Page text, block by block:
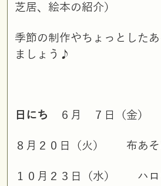
芝居、絵本の紹介）
季節の制作やちょっとした
ましょう♪
日にち ６月 ７日（金）
８月２０日（火） 布あそ
１０月２３日（水） ハロ